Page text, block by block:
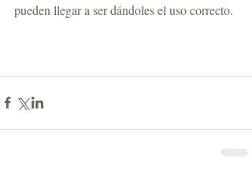
pueden llegar a ser dándoles el uso correcto.